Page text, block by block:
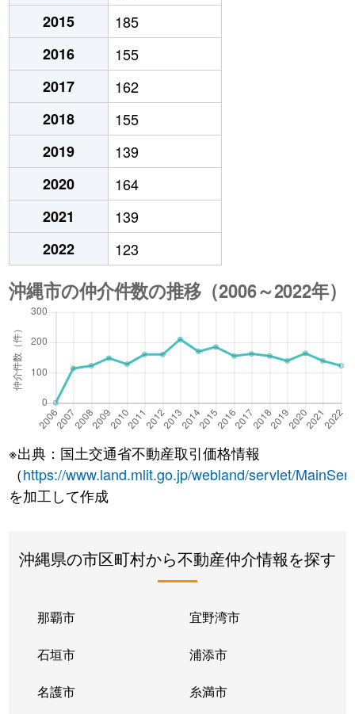
2015
185
2016
155
2017
162
2018
155
2019
139
2020
164
2021
139
2022
123
※出典：国土交通省不動産取引価格情報
（https://www.land.mlit.go.jp/webland/servlet/
を加工して作成
沖縄県の市区町村から不動産仲介情報を探す
那覇市 宜野湾市
石垣市 浦添市
名護市 糸満市